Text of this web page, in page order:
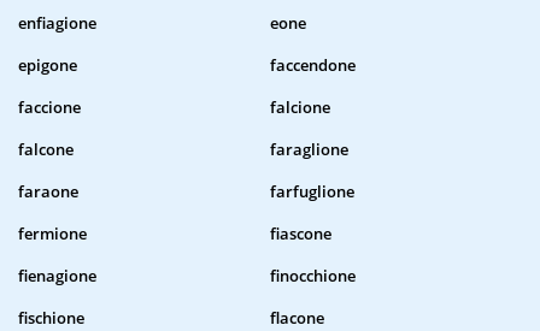
enfiagione
eone
epigone
faccendone
faccione
falcione
falcone
faraglione
faraone
farfuglione
fermione
fiascone
fienagione
finocchione
fischione
flacone